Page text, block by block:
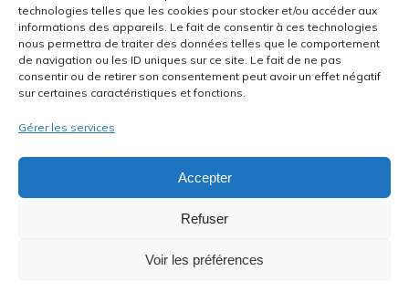
technologies telles que les cookies pour stocker et/ou accéder aux
informations des appareils. Le fait de consentir à ces technologies
nous permettra de traiter des données telles que le comportement
de navigation ou les ID uniques sur ce site. Le fait de ne pas
consentir ou de retirer son consentement peut avoir un effet négatif
sur certaines caractéristiques et fonctions.
Gérer les services
Accepter
Refuser
Voir les préférences
economie-pays-loudunais.fr
pays-loudunais.fr